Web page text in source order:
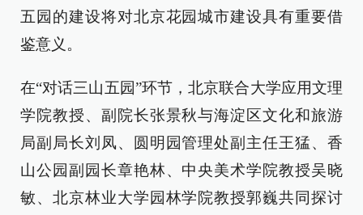
五园的建设将对北京花园城市建设具有重要借
鉴意义。
在“对话三山五园”环节，北京联合大学应用文理
学院教授、副院长张景秋与海淀区文化和旅游
局副局长刘凤、圆明园管理处副主任王猛、香
山公园副园长章艳林、中央美术学院教授吴晓
敏、北京林业大学园林学院教授郭巍共同探讨